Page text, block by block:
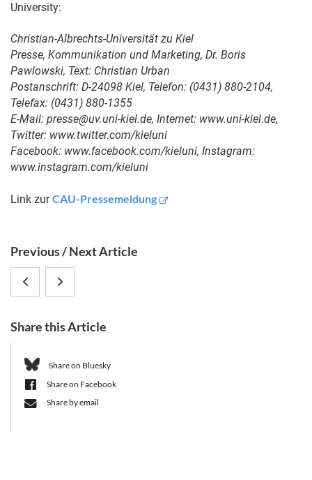
University:
Christian-Albrechts-Universität zu Kiel
Presse, Kommunikation und Marketing, Dr. Boris
Pawlowski, Text: Christian Urban
Postanschrift: D-24098 Kiel, Telefon: (0431) 880-2104,
Telefax: (0431) 880-1355
E-Mail: presse@uv.uni-kiel.de, Internet: www.uni-kiel.de,
Twitter: www.twitter.com/kieluni
Facebook: www.facebook.com/kieluni, Instagram:
www.instagram.com/kieluni
Link zurCAU-Pressemeldung
S
i
b
a
Previous / Next Article
Angela
honoured
with
Karl
und
ich":
Deutschlandfunk-
Share this Article
Share on Bluesky
Share on Facebook
Share by email